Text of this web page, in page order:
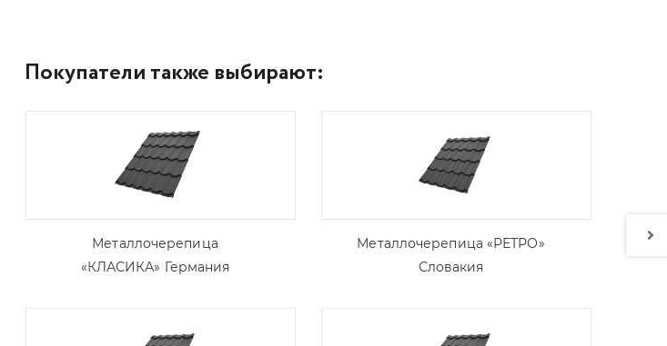
Покупатели также выбирают:
Металлочерепица
«КЛАСИКА» Германия
Металлочерепица «РЕТРО»
Словакия